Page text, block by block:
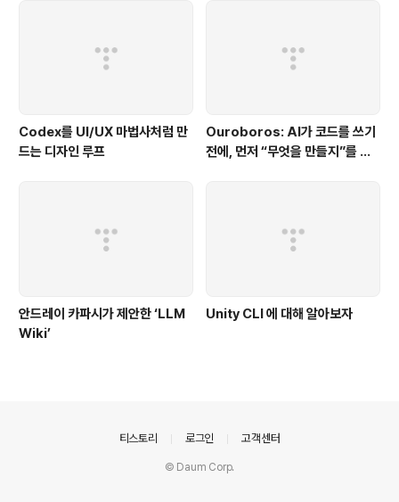
Codex를 UI/UX 마법사처럼 만
드는 디자인 루프
Ouroboros: AI가 코드를 쓰기
전에, 먼저 “무엇을 만들지”를 끝
안드레이 카파시가 제안한 ‘LLM
Wiki’
Unity CLI 에 대해 알아보자
티스토리 로그인 고객센터
© Daum Corp.